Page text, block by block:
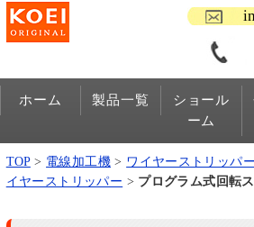
ホーム 製品一覧
ショール
ーム
TOP> 電線加工機> ワイヤーストリッパ
イヤーストリッパー > プログラム式回転